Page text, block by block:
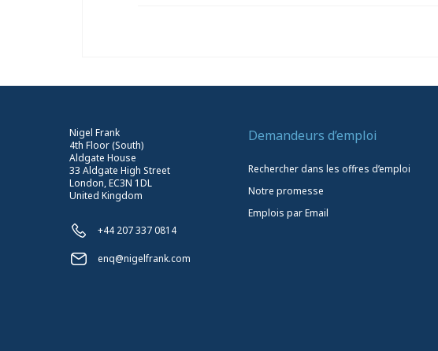
Nigel Frank
4th Floor (South)
Aldgate House
33 Aldgate High Street
London, EC3N 1DL
United Kingdom
+44 207 337 0814
enq@nigelfrank.com
Demandeurs d’emploi
Rechercher dans les offres d’emploi
Notre promesse
Emplois par Email